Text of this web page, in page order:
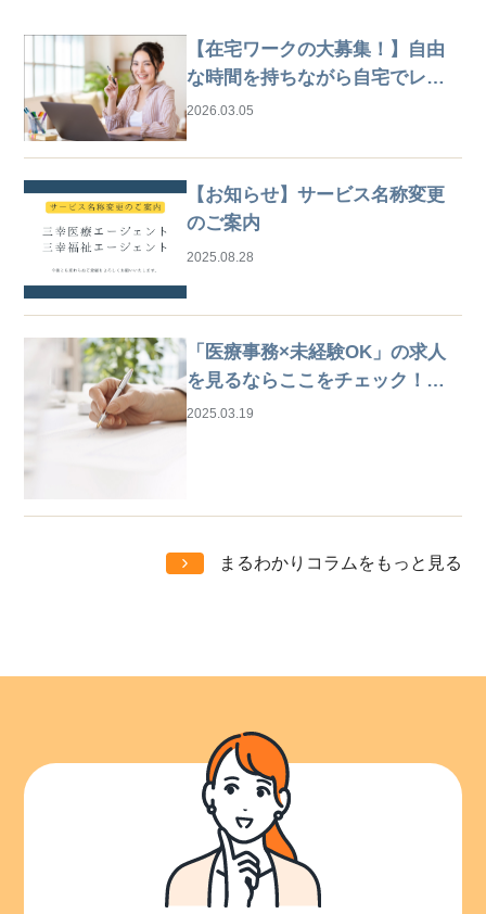
【在宅ワークの大募集！】自由
な時間を持ちながら自宅でレセ
プト業務
2026.03.05
【お知らせ】サービス名称変更
のご案内
2025.08.28
「医療事務×未経験OK」の求人
を見るならここをチェック！は
じめての仕事探しガイド
2025.03.19
まるわかりコラムをもっと見る